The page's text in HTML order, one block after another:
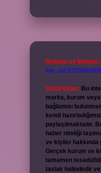
Reklam ve İletişim:
Yasal Uyarı: Bu
marka, kurum
bağlantısı
kendi
paylaşılmaktadır.
haber niteliği
ve kişiler hakkında
Gerçek kurum ve
tamamen
taslak halindedir